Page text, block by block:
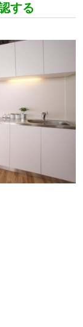
する